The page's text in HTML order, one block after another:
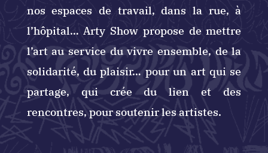
nos espaces de travail, dans la rue, à
l’hôpital… Arty Show propose de mettre
l’art au service du vivre ensemble, de la
solidarité, du plaisir… pour un art qui se
partage, qui crée du lien et des
rencontres, pour soutenir les artistes.